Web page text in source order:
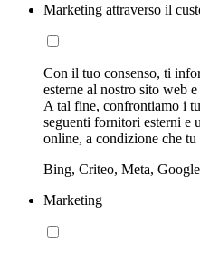
Marketing attraverso il
Con il tuo consenso, ti
esterne al nostro sito web
A tal fine, confrontiamo i
seguenti fornitori esterni e
online, a condizione che
Bing, Criteo, Meta,
Marketing